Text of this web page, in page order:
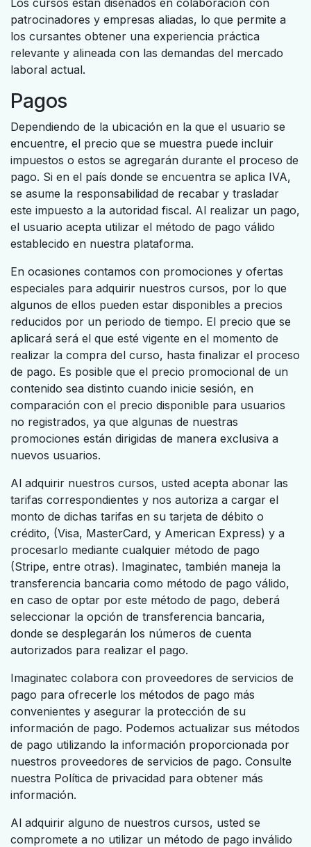
Los cursos están diseñados en colaboración con
patrocinadores y empresas aliadas, lo que permite a
los cursantes obtener una experiencia práctica
relevante y alineada con las demandas del mercado
laboral actual.
Pagos
Dependiendo de la ubicación en la que el usuario se
encuentre, el precio que se muestra puede incluir
impuestos o estos se agregarán durante el proceso de
pago. Si en el país donde se encuentra se aplica IVA,
se asume la responsabilidad de recabar y trasladar
este impuesto a la autoridad fiscal. Al realizar un pago,
el usuario acepta utilizar el método de pago válido
establecido en nuestra plataforma.
En ocasiones contamos con promociones y ofertas
especiales para adquirir nuestros cursos, por lo que
algunos de ellos pueden estar disponibles a precios
reducidos por un periodo de tiempo. El precio que se
aplicará será el que esté vigente en el momento de
realizar la compra del curso, hasta finalizar el proceso
de pago. Es posible que el precio promocional de un
contenido sea distinto cuando inicie sesión, en
comparación con el precio disponible para usuarios
no registrados, ya que algunas de nuestras
promociones están dirigidas de manera exclusiva a
nuevos usuarios.
Al adquirir nuestros cursos, usted acepta abonar las
tarifas correspondientes y nos autoriza a cargar el
monto de dichas tarifas en su tarjeta de débito o
crédito, (Visa, MasterCard, y American Express) y a
procesarlo mediante cualquier método de pago
(Stripe, entre otras). Imaginatec, también maneja la
transferencia bancaria como método de pago válido,
en caso de optar por este método de pago, deberá
seleccionar la opción de transferencia bancaria,
donde se desplegarán los números de cuenta
autorizados para realizar el pago.
Imaginatec colabora con proveedores de servicios de
pago para ofrecerle los métodos de pago más
convenientes y asegurar la protección de su
información de pago. Podemos actualizar sus métodos
de pago utilizando la información proporcionada por
nuestros proveedores de servicios de pago. Consulte
nuestra Política de privacidad para obtener más
información.
Al adquirir alguno de nuestros cursos, usted se
compromete a no utilizar un método de pago inválido